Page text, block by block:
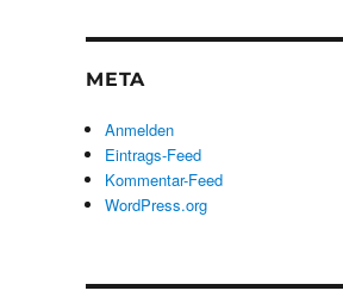
META
Anmelden
Eintrags-Feed
Kommentar-Feed
WordPress.org